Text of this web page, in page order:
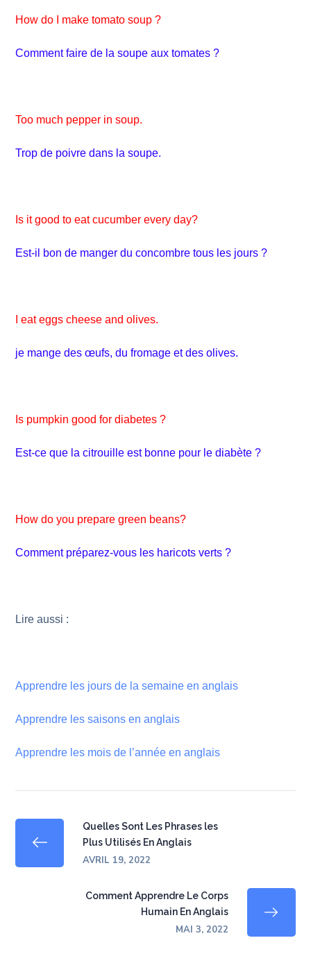
How do I make tomato soup ?
Comment faire de la soupe aux tomates ?
Too much pepper in soup.
Trop de poivre dans la soupe.
Is it good to eat cucumber every day?
Est-il bon de manger du concombre tous les jours ?
I eat eggs cheese and olives.
je mange des œufs, du fromage et des olives.
Is pumpkin good for diabetes ?
Est-ce que la citrouille est bonne pour le diabète ?
How do you prepare green beans?
Comment préparez-vous les haricots verts ?
Lire aussi :
Apprendre les jours de la semaine en anglais
Apprendre les saisons en anglais
Apprendre les mois de l’année en anglais
Quelles Sont Les Phrases les
Plus Utilisés En Anglais
AVRIL 19, 2022
Comment Apprendre Le Corps
Humain En Anglais
MAI 3, 2022